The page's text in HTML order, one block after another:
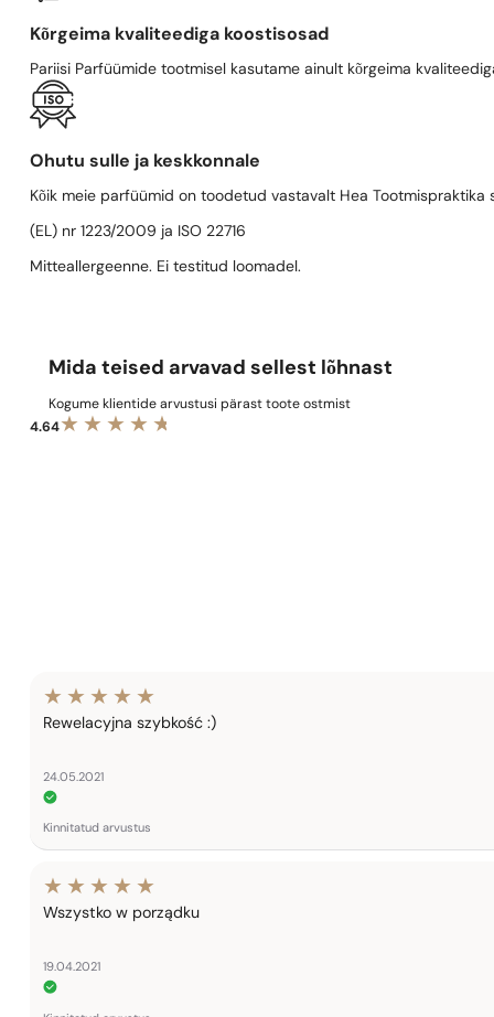
Kõrgeima kvaliteediga koostisosad
Pariisi Parfüümide tootmisel kasutame ainult kõrgeima
Ohutu sulle ja keskkonnale
Kõik meie parfüümid on toodetud vastavalt Hea Tootmispraktika
(EL) nr 1223/2009 ja ISO 22716
Mitteallergeenne. Ei testitud loomadel.
Mida teised arvavad sellest lõhnast
Kogume klientide arvustusi pärast toote ostmist
4.64
Rewelacyjna szybkość :)
24.05.2021
Kinnitatud arvustus
Wszystko w porządku
19.04.2021